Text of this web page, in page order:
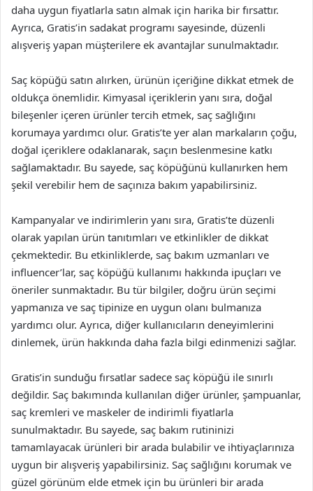
daha uygun fiyatlarla satın almak için harika bir fırsattır.
Ayrıca, Gratis’in sadakat programı sayesinde, düzenli
alışveriş yapan müşterilere ek avantajlar sunulmaktadır.
Saç köpüğü satın alırken, ürünün içeriğine dikkat etmek de
oldukça önemlidir. Kimyasal içeriklerin yanı sıra, doğal
bileşenler içeren ürünler tercih etmek, saç sağlığını
korumaya yardımcı olur. Gratis’te yer alan markaların çoğu,
doğal içeriklere odaklanarak, saçın beslenmesine katkı
sağlamaktadır. Bu sayede, saç köpüğünü kullanırken hem
şekil verebilir hem de saçınıza bakım yapabilirsiniz.
Kampanyalar ve indirimlerin yanı sıra, Gratis’te düzenli
olarak yapılan ürün tanıtımları ve etkinlikler de dikkat
çekmektedir. Bu etkinliklerde, saç bakım uzmanları ve
influencer’lar, saç köpüğü kullanımı hakkında ipuçları ve
öneriler sunmaktadır. Bu tür bilgiler, doğru ürün seçimi
yapmanıza ve saç tipinize en uygun olanı bulmanıza
yardımcı olur. Ayrıca, diğer kullanıcıların deneyimlerini
dinlemek, ürün hakkında daha fazla bilgi edinmenizi sağlar.
Gratis’in sunduğu fırsatlar sadece saç köpüğü ile sınırlı
değildir. Saç bakımında kullanılan diğer ürünler, şampuanlar,
saç kremleri ve maskeler de indirimli fiyatlarla
sunulmaktadır. Bu sayede, saç bakım rutininizi
tamamlayacak ürünleri bir arada bulabilir ve ihtiyaçlarınıza
uygun bir alışveriş yapabilirsiniz. Saç sağlığını korumak ve
güzel görünüm elde etmek için bu ürünleri bir arada